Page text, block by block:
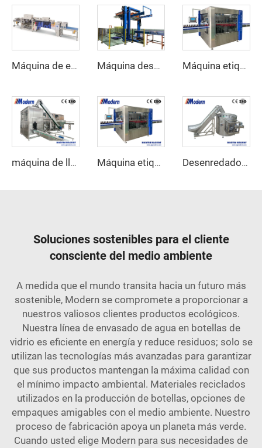
Máquina de envoltura retráctil lineal Máquina despaletizadora de botellas vacías Máquina etiquetadora rotativa de etiquetas autoadhesivas
máquina de llenado de 5 galones Máquina etiquetadora autoadhesiva rotativa de alta velocidad Desenredador de Botellas Automático
Soluciones sostenibles para el cliente
consciente del medio ambiente
A medida que el mundo transita hacia un futuro más
sostenible, Modern se compromete a proporcionar a
nuestros valiosos clientes productos ecológicos.
Nuestra línea de envasado de agua en botellas de
vidrio es eficiente en energía y reduce residuos; solo se
utilizan las tecnologías más avanzadas para garantizar
que sus productos mantengan la máxima calidad con
el mínimo impacto ambiental. Materiales reciclados
utilizados en la producción de botellas, opciones de
empaques amigables con el medio ambiente. Nuestro
proceso de fabricación apoya un planeta más verde.
Cuando usted elige Modern para sus necesidades de